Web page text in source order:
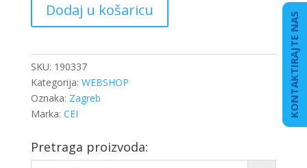
MJENJAČA
DB
količina
Dodaj u košaricu
SKU: 190337
Kategorija: WEBSHOP
Oznaka: Zagreb
Marka: CEI
Pretraga proizvoda:
KONTAKTIRAJTE NAS